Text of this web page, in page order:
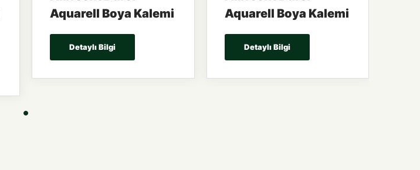
Aquarell Boya Kalemi
Detaylı Bilgi
Aquarell Boya Kalemi
Detaylı Bilgi